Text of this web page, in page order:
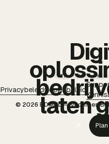
TT IG YT
PrivacybeleidCookiebeleid
© 2026 BDMNL — voorheen
laten